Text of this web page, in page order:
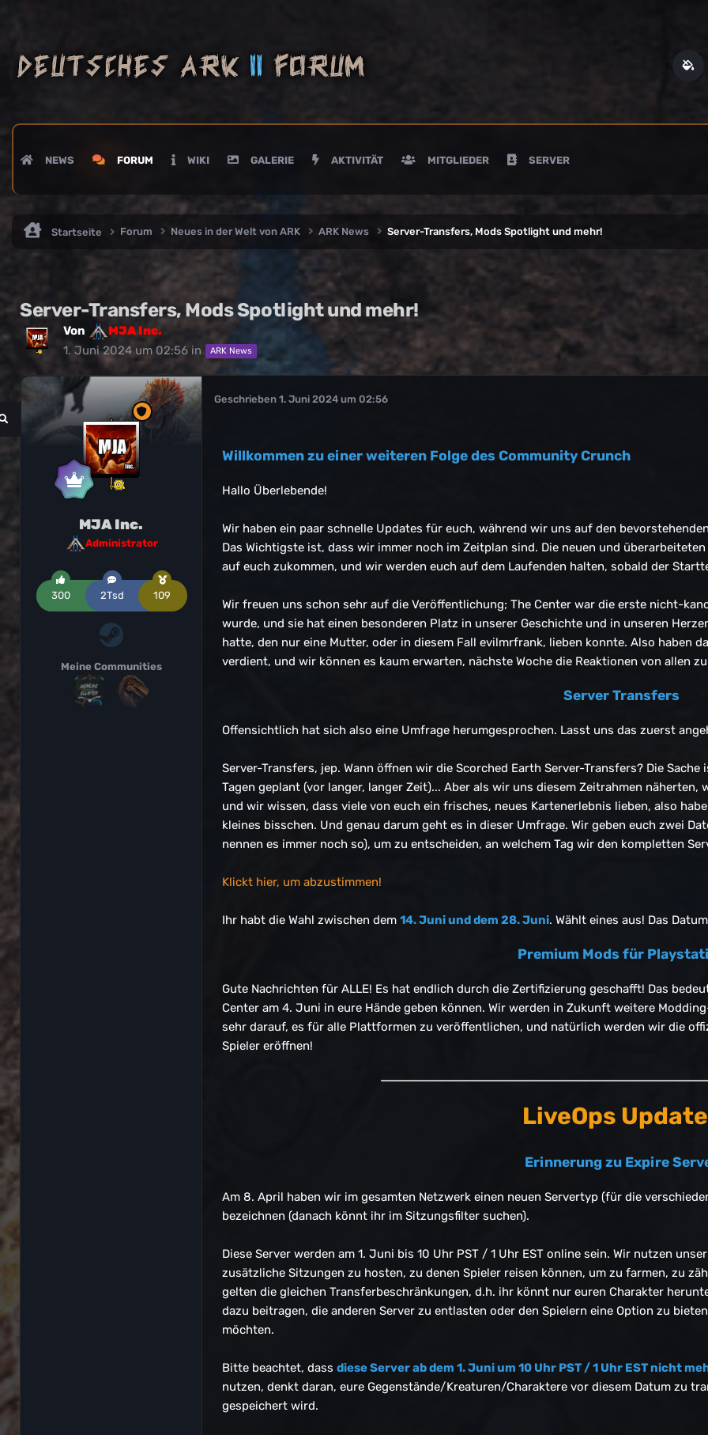
NEWS FORUM WIKI GALERIE AKTIVITÄT MITGLIEDER SERVER
Startseite Forum Neues in der Welt von ARK ARK News Server-Transfers, Mods Spotlight und mehr!
Server-Transfers, Mods Spotlight und mehr!
Von
MJA Inc.
1. Juni 2024 um 02:56 in ARK News
MJA Inc.
Administrator
300 2Tsd 109
Meine Communities
Geschrieben 1. Juni 2024 um 02:56
Willkommen zu einer weiteren Folge des Community Crunch
Hallo Überlebende!
Wir haben ein paar schnelle Updates für euch, während wir uns auf den
Das Wichtigste ist, dass wir immer noch im Zeitplan sind. Die neuen und
auf euch zukommen, und wir werden euch auf dem Laufenden halten, sobald der
Wir freuen uns schon sehr auf die Veröffentlichung; The Center war die erste nicht-
wurde, und sie hat einen besonderen Platz in unserer Geschichte und in unseren
hatte, den nur eine Mutter, oder in diesem Fall evilmrfrank, lieben konnte. Also haben
verdient, und wir können es kaum erwarten, nächste Woche die Reaktionen von allen
Server Transfers
Offensichtlich hat sich also eine Umfrage herumgesprochen. Lasst uns das zuerst
Server-Transfers, jep. Wann öffnen wir die Scorched Earth Server-Transfers? Die
Tagen geplant (vor langer, langer Zeit)... Aber als wir uns diesem Zeitrahmen näherten,
und wir wissen, dass viele von euch ein frisches, neues Kartenerlebnis lieben, also
kleines bisschen. Und genau darum geht es in dieser Umfrage. Wir geben euch zwei
nennen es immer noch so), um zu entscheiden, an welchem Tag wir den kompletten
Klickt hier, um abzustimmen!
Ihr habt die Wahl zwischen dem 14. Juni und dem 28. Juni. Wählt eines aus! Das
Premium Mods für
Gute Nachrichten für ALLE! Es hat endlich durch die Zertifizierung geschafft! Das
Center am 4. Juni in eure Hände geben können. Wir werden in Zukunft weitere
sehr darauf, es für alle Plattformen zu veröffentlichen, und natürlich werden wir die
Spieler eröffnen!
LiveOps
Erinnerung zu Expire
Am 8. April haben wir im gesamten Netzwerk einen neuen Servertyp (für die
bezeichnen (danach könnt ihr im Sitzungsfilter suchen).
Diese Server werden am 1. Juni bis 10 Uhr PST / 1 Uhr EST online sein. Wir nutzen
zusätzliche Sitzungen zu hosten, zu denen Spieler reisen können, um zu farmen, zu
gelten die gleichen Transferbeschränkungen, d.h. ihr könnt nur euren Charakter
dazu beitragen, die anderen Server zu entlasten oder den Spielern eine Option zu
möchten.
Bitte beachtet, dass diese Server ab dem 1. Juni um 10 Uhr PST / 1 Uhr EST nicht
nutzen, denkt daran, eure Gegenstände/Kreaturen/Charaktere vor diesem Datum zu
gespeichert wird.